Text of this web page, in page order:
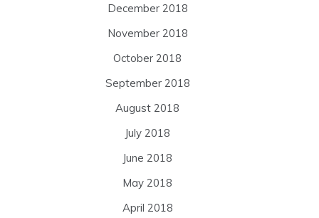
December 2018
November 2018
October 2018
September 2018
August 2018
July 2018
June 2018
May 2018
April 2018